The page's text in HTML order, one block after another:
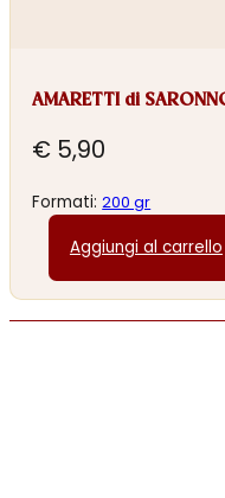
AMARETTI di
€ 5,90
Formati:200 gr
Aggiungi al carrello